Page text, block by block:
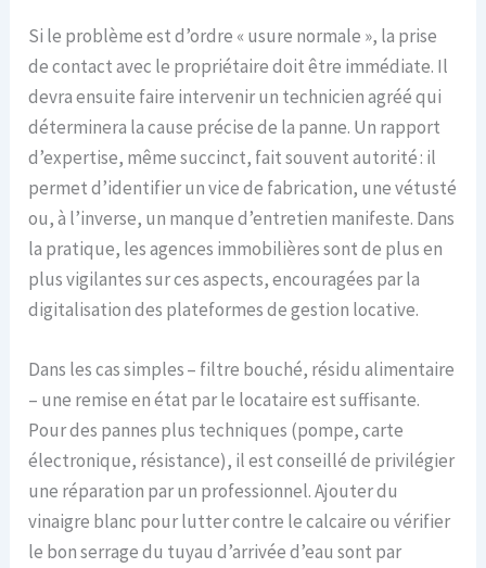
Si le problème est d’ordre « usure normale », la prise
de contact avec le propriétaire doit être immédiate. Il
devra ensuite faire intervenir un technicien agréé qui
déterminera la cause précise de la panne. Un rapport
d’expertise, même succinct, fait souvent autorité : il
permet d’identifier un vice de fabrication, une vétusté
ou, à l’inverse, un manque d’entretien manifeste. Dans
la pratique, les agences immobilières sont de plus en
plus vigilantes sur ces aspects, encouragées par la
digitalisation des plateformes de gestion locative.
Dans les cas simples – filtre bouché, résidu alimentaire
– une remise en état par le locataire est suffisante.
Pour des pannes plus techniques (pompe, carte
électronique, résistance), il est conseillé de privilégier
une réparation par un professionnel. Ajouter du
vinaigre blanc pour lutter contre le calcaire ou vérifier
le bon serrage du tuyau d’arrivée d’eau sont par